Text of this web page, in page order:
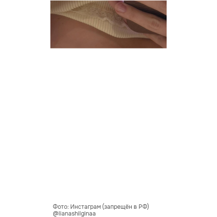
Фото: Инстаграм (запрещён в РФ)
@lianashilginaa